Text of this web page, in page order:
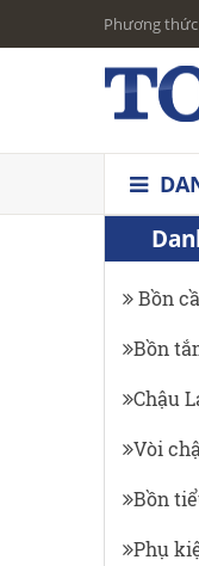
Phương
Bồn
Bồn
Chậu
Vòi
Bồn
Phụ